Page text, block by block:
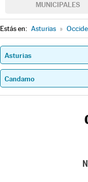
MUNICIPALES
Estás en: Asturias »